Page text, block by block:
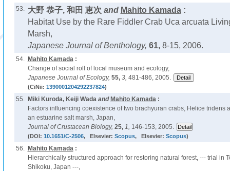
53. 大野 恭子, 和田 恵次 and Mahito Kamada:
Habitat Use by the Rare Fiddler Crab Uca arcuata
Marsh,
Japanese Journal of Benthology, 61, 8-15, 2006.
54. Mahito Kamada:
Change of social roll of local museum and ecology,
Japanese Journal of Ecology, 55, 3, 481-486, 2005.
(CiNii: 1390001204292237824)
55. Miki Kuroda, Keiji Wadaand Mahito Kamada:
Factors influencing coexistence of two brachyuran crabs, Helice tridens
an estuarine salt marsh, Japan,
Journal of Crustacean Biology, 25, 1, 146-153, 2005.
(DOI: 10.1651/C-2506, Elsevier: Scopus, Elsevier: Scopus)
56. Mahito Kamada:
Hierarchically structured approach for restoring natural forest, --- trial in
Shikoku, Japan ---,